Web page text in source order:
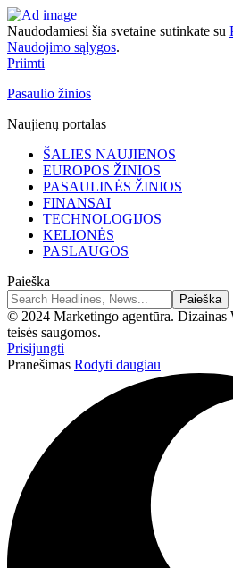
Naudodamiesi šia svetaine sutinkate su
Naudojimo sąlygos.
Priimti
Pasaulio žinios
Naujienų portalas
ŠALIES NAUJIENOS
EUROPOS ŽINIOS
PASAULINĖS ŽINIOS
FINANSAI
TECHNOLOGIJOS
KELIONĖS
PASLAUGOS
Paieška
© 2024 Marketingo agentūra.
teisės saugomos.
Prisijungti
Pranešimas Rodyti daugiau